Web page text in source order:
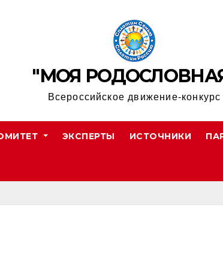
"МОЯ
Всероссийское движение-конкурс
ЭКСПЕРТЫ ИСТОЧНИКИ